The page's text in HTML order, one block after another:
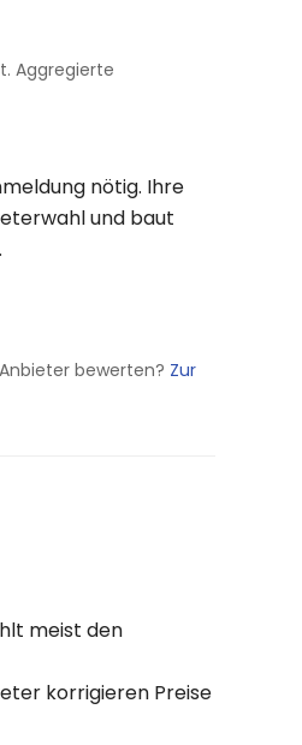
Aggregierte
nötig. Ihre
und baut
bewerten? Zur
meist den
korrigieren Preise